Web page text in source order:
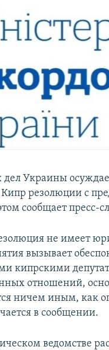
Украины
Кипр резолюции с
сообщает пресс-
не имеет
вызывает
кипрскими
отношений,
ничем иным, как
в сообщении.
ведомстве